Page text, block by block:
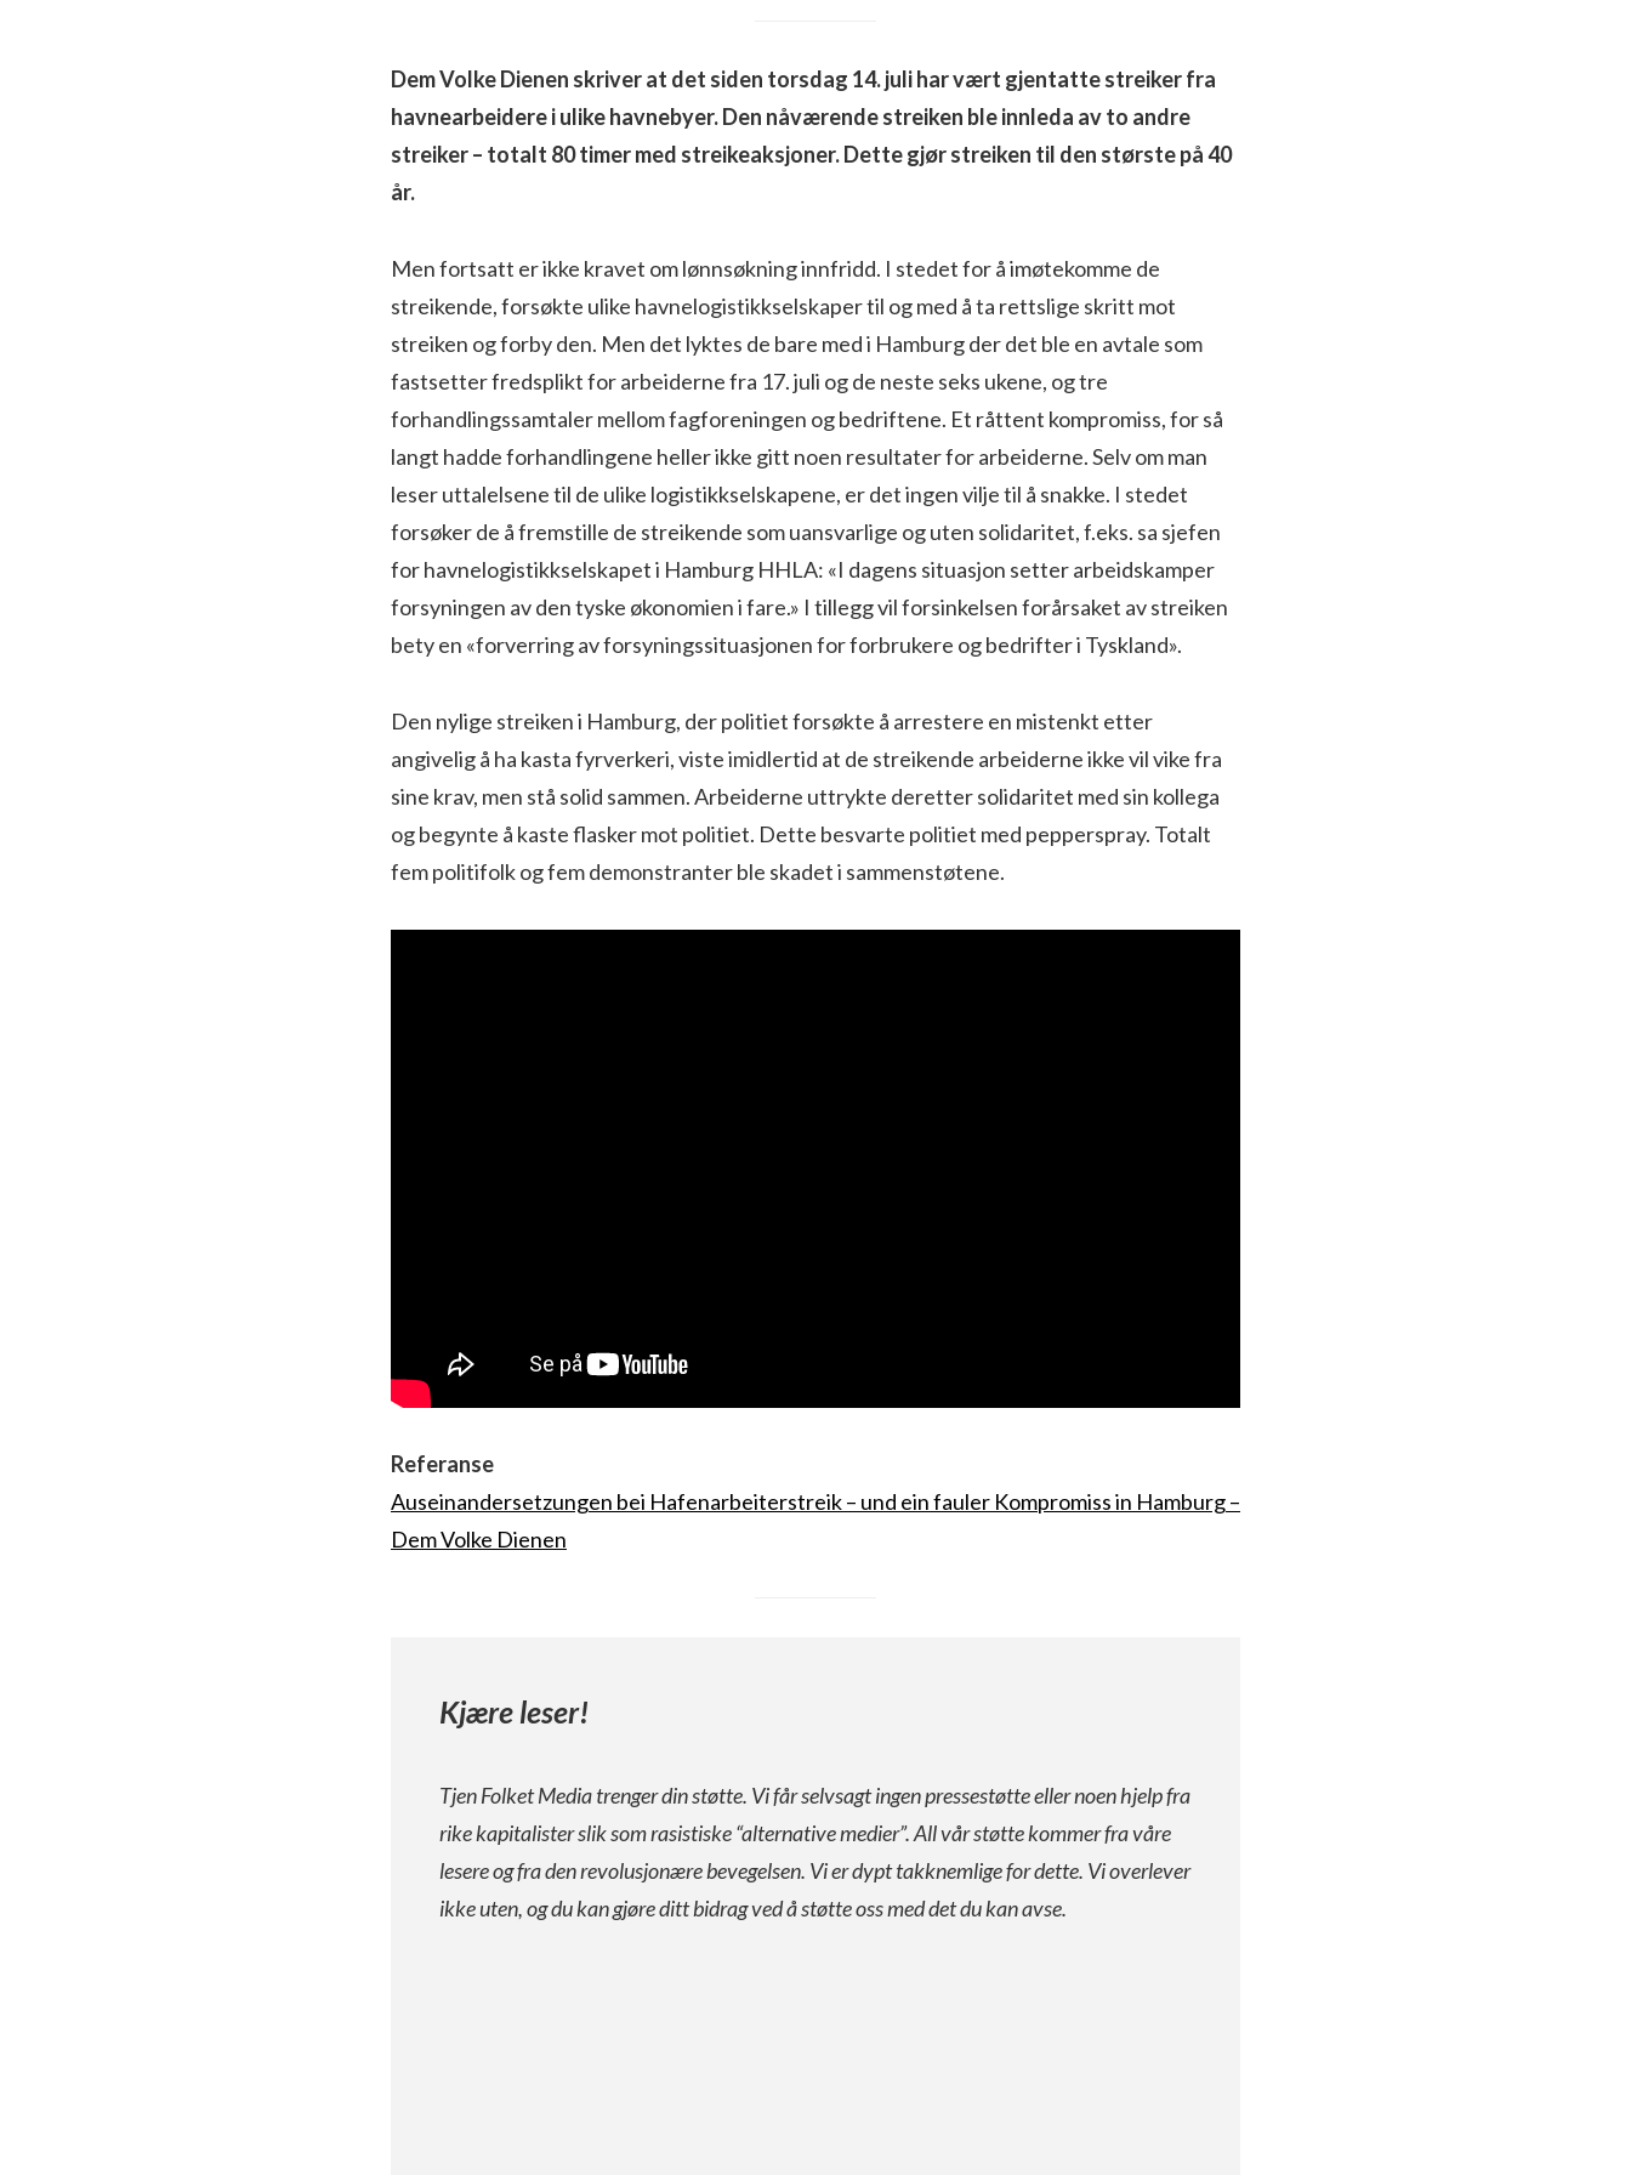
Dem Volke Dienen skriver at det siden torsdag 14. juli har vært gjentatte streiker fra
havnearbeidere i ulike havnebyer. Den nåværende streiken ble innleda av to andre
streiker – totalt 80 timer med streikeaksjoner. Dette gjør streiken til den største på 40
år.
Men fortsatt er ikke kravet om lønnsøkning innfridd. I stedet for å imøtekomme de
streikende, forsøkte ulike havnelogistikkselskaper til og med å ta rettslige skritt mot
streiken og forby den. Men det lyktes de bare med i Hamburg der det ble en avtale som
fastsetter fredsplikt for arbeiderne fra 17. juli og de neste seks ukene, og tre
forhandlingssamtaler mellom fagforeningen og bedriftene. Et råttent kompromiss, for så
langt hadde forhandlingene heller ikke gitt noen resultater for arbeiderne. Selv om man
leser uttalelsene til de ulike logistikkselskapene, er det ingen vilje til å snakke. I stedet
forsøker de å fremstille de streikende som uansvarlige og uten solidaritet, f.eks. sa sjefen
for havnelogistikkselskapet i Hamburg HHLA: «I dagens situasjon setter arbeidskamper
forsyningen av den tyske økonomien i fare.» I tillegg vil forsinkelsen forårsaket av streiken
bety en «forverring av forsyningssituasjonen for forbrukere og bedrifter i Tyskland».
Den nylige streiken i Hamburg, der politiet forsøkte å arrestere en mistenkt etter
angivelig å ha kasta fyrverkeri, viste imidlertid at de streikende arbeiderne ikke vil vike fra
sine krav, men stå solid sammen. Arbeiderne uttrykte deretter solidaritet med sin kollega
og begynte å kaste flasker mot politiet. Dette besvarte politiet med pepperspray. Totalt
fem politifolk og fem demonstranter ble skadet i sammenstøtene.
Referanse
Auseinandersetzungen bei Hafenarbeiterstreik – und ein fauler Kompromiss in Hamburg –
Dem Volke Dienen
Kjære leser!
Tjen Folket Media trenger din støtte. Vi får selvsagt ingen pressestøtte eller noen hjelp fra
rike kapitalister slik som rasistiske “alternative medier”. All vår støtte kommer fra våre
lesere og fra den revolusjonære bevegelsen. Vi er dypt takknemlige for dette. Vi overlever
ikke uten, og du kan gjøre ditt bidrag ved å støtte oss med det du kan avse.